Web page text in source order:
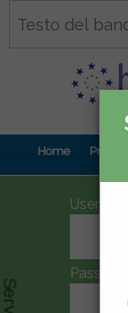
Home Prova
UserID
Password